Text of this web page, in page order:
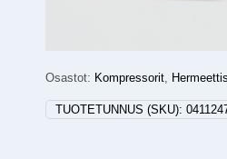
Osastot: Kompressorit,
TUOTETUNNUS (SKU):